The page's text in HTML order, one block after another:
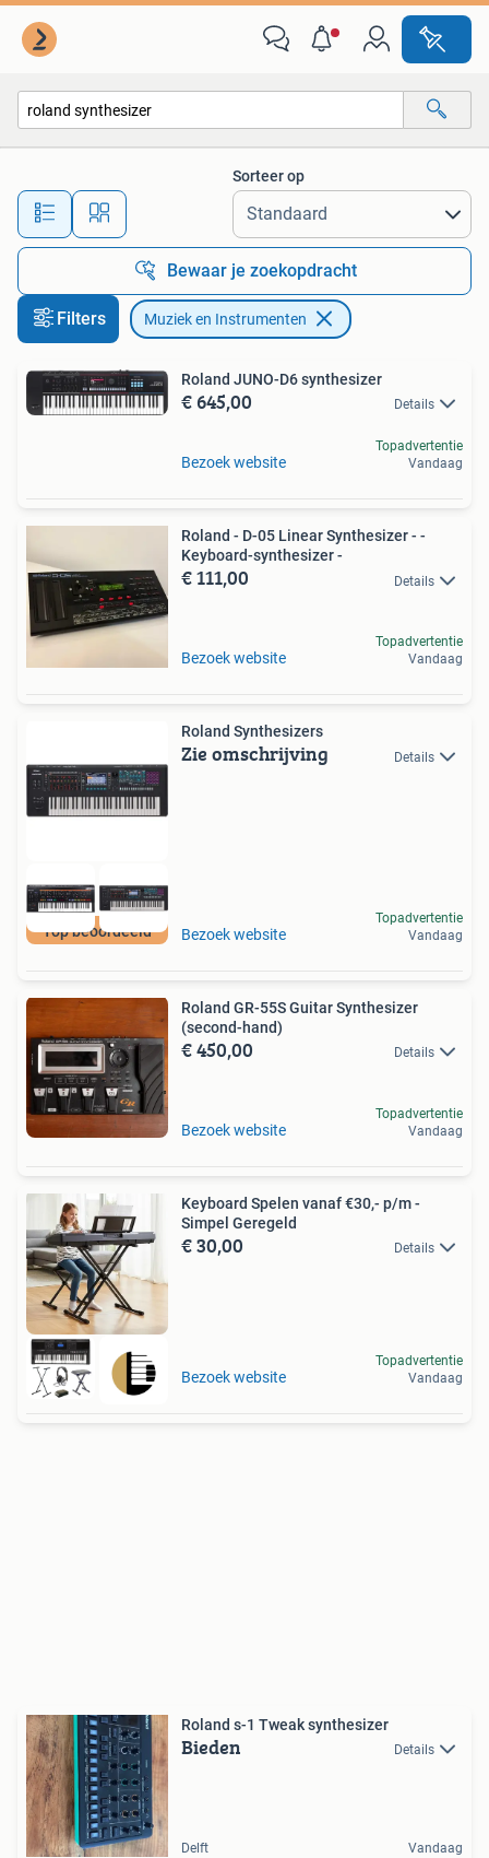
Alle afstanden…
Sorteer op
Bewaar je zoekopdracht
Filters Muziek en Instrumenten
Roland JUNO-D6 synthesizer
€ 645,00 Details
Bezoek website
Topadvertentie
Vandaag
Roland - D-05 Linear Synthesizer - -
Keyboard-synthesizer -
€ 111,00 Details
Bezoek website
Topadvertentie
Vandaag
Top beoordeeld
Roland Synthesizers
Zie omschrijving Details
Bezoek website
Topadvertentie
Vandaag
Roland GR-55S Guitar Synthesizer
(second-hand)
€ 450,00 Details
Bezoek website
Topadvertentie
Vandaag
Keyboard Spelen vanaf €30,- p/m -
Simpel Geregeld
€ 30,00 Details
Bezoek website
Topadvertentie
Vandaag
Roland s-1 Tweak synthesizer
Bieden Details
Delft Vandaag